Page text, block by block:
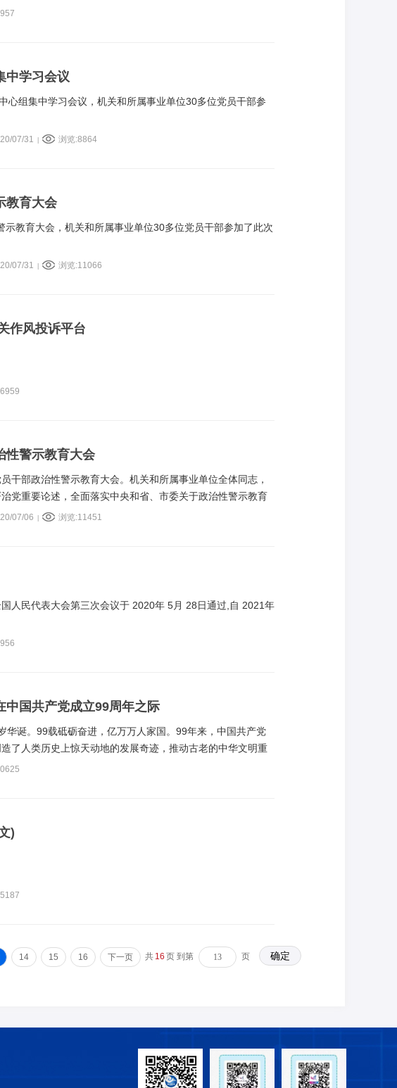
民经济和社会发展“十四五”规划和二〇三五年远景目标提出以
中学习会议
心组集中学习会议，机关和所属事业单位30多位党员干部参
07/31 浏览:8864
教育大会
示教育大会，机关和所属事业单位30多位党员干部参加了此次
07/31 浏览:11066
作风投诉平台
性警示教育大会
干部政治性警示教育大会。机关和所属事业单位全体同志，
党重要论述，全面落实中央和省、市委关于政治性警示教育
07/06 浏览:11451
人民代表大会第三次会议于 2020年 5月 28日通过,自 2021年
国共产党成立99周年之际
华诞。99载砥砺奋进，亿万万人家国。99年来，中国共产党
了人类历史上惊天动地的发展奇迹，推动古老的中华文明重
带领我们力挽狂澜，转危为安。
)
14 15 16 下一页 共 16 页 到第 页